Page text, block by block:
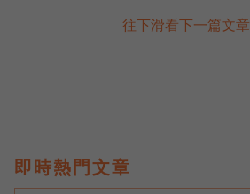
往下滑看下一篇文章
即時熱門文章